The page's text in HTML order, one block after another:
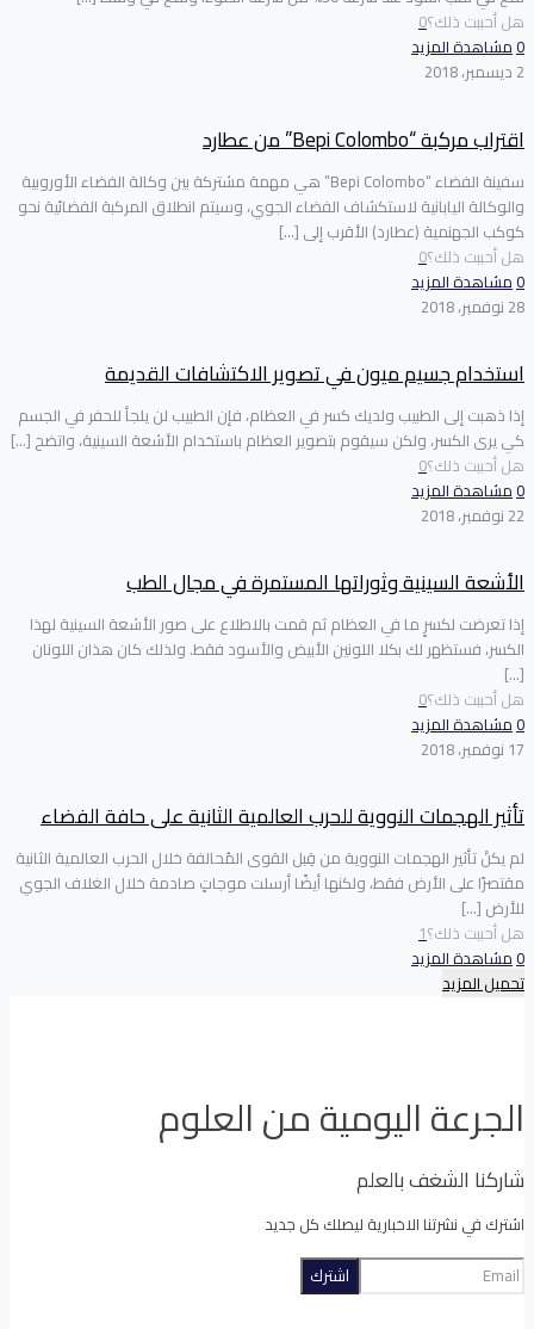
هل أحببت ذلك؟0
0مشاهدة المزيد
2 ديسمبر، 2018
اقتراب مركبة “Bepi Colombo” من عطارد
سفينة الفضاء “Bepi Colombo” هي مهمة مشتركة بين وكالة الفضاء الأوروبية
والوكالة اليابانية لاستكشاف الفضاء الجوي، وسيتم انطلاق المركبة الفضائية نحو
كوكب الجهنمية (عطارد) الأقرب إلى […]
هل أحببت ذلك؟0
0 مشاهدة المزيد
28 نوفمبر، 2018
استخدام جسيم ميون في تصوير الاكتشافات القديمة
إذا ذهبت إلى الطبيب ولديك كسر في العظام، فإن الطبيب لن يلجأ للحفر في الجسم
كي يرى الكسر، ولكن سيقوم بتصوير العظام باستخدام الأشعة السينية، واتضح […]
هل أحببت ذلك؟0
0مشاهدة المزيد
22 نوفمبر، 2018
الأشعة السينية وثوراتها المستمرة في مجال الطب
إذا تعرضت لكسرٍ ما في العظام ثم قمت بالاطلاع على صور الأشعة السينية لهذا
الكسر، فستظهر لك بكلا اللونين الأبيض والأسود فقط. ولذلك كان هذان اللونان
[…]
هل أحببت ذلك؟0
0مشاهدة المزيد
17 نوفمبر، 2018
تأثير الهجمات النووية للحرب العالمية الثانية على حافة الفضاء
لم يكنْ تأثير الهجمات النووية من قِبل القوى المُحالفة خلال الحرب العالمية الثانية
مقتصرًا على الأرض فقط، ولكنها أيضًا أرسلت موجاتٍ صادمة خلال الغلاف الجوي
للأرض […]
هل أحببت ذلك؟1
0مشاهدة المزيد
تحميل المزيد
الجرعة اليومية من العلوم
شاركنا الشغف بالعلم
اشترك في نشرتنا الاخبارية ليصلك كل جديد